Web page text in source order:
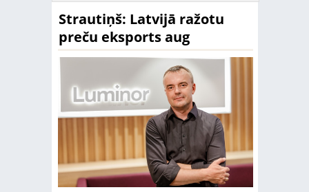
Strautiņš: Latvijā ražotu
preču eksports aug